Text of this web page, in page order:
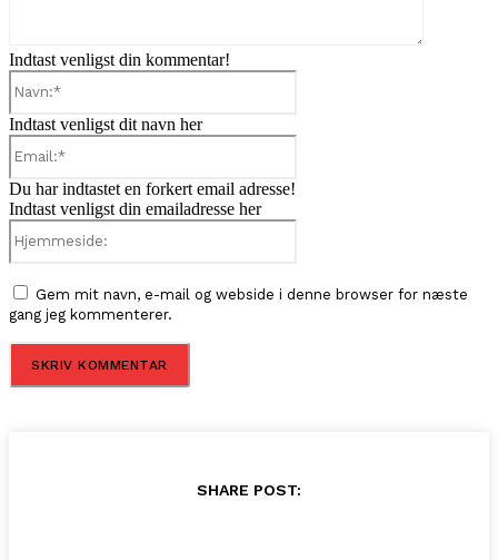
Indtast venligst din kommentar!
Indtast venligst dit navn her
Du har indtastet en forkert email adresse!
Indtast venligst din emailadresse her
Gem mit navn, e-mail og webside i denne browser for næste
gang jeg kommenterer.
SHARE POST: